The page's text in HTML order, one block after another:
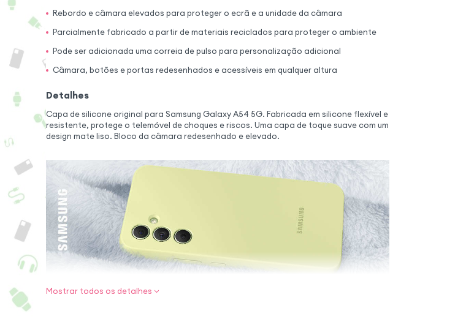
Rebordo e câmara elevados para proteger o ecrã e a unidade da câmara
Parcialmente fabricado a partir de materiais reciclados para proteger o ambiente
Pode ser adicionada uma correia de pulso para personalização adicional
Câmara, botões e portas redesenhados e acessíveis em qualquer altura
Detalhes
Capa de silicone original para Samsung Galaxy A54 5G. Fabricada em silicone flexível e
resistente, protege o telemóvel de choques e riscos. Uma capa de toque suave com um
design mate liso. Bloco da câmara redesenhado e elevado.
Mostrar todos os detalhes